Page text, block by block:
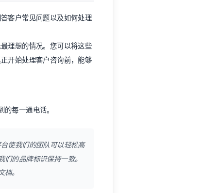
客户常见问题以及如何处理
理想的情况。您可以将这些
开始处理客户咨询前，能够
每一通电话。
使我们的团队可以轻松高
的品牌标识保持一致。
档。